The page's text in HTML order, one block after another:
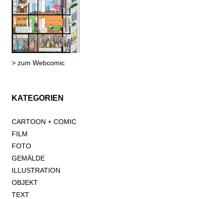
> zum Webcomic
KATEGORIEN
CARTOON + COMIC
FILM
FOTO
GEMÄLDE
ILLUSTRATION
OBJEKT
TEXT